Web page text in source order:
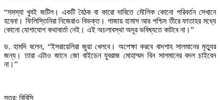
“সমস্যা খুবই জটিল। একটি বৈঠক বা কারো দাবিতে মৌলিক কোনো পরিবর্তন সেখানে
হবেনা। ফিলিস্তিনিরা নিজেরাও বিভক্ত। গাজায় হামাস আর পশ্চিম তীরে ফাতাহর মধ্যে
কোনো যোগাযোগ কথাবার্তা নেই। এই অচলাবস্থা অদূর ভবিষ্যতে কাটবে না।”
ড. হামদি বলেন, “ইসরায়েলিরা জুয়া খেলবে। অপেক্ষা করবে বাদশাহ সালমানের মৃত্যুর
জন্য। তারা এটাও জানে জো বাইডেন যুবরাজ মোহাম্মদ বিন সালমানের বদল চাইবেন
না।”
সূত্র: বিবিসি